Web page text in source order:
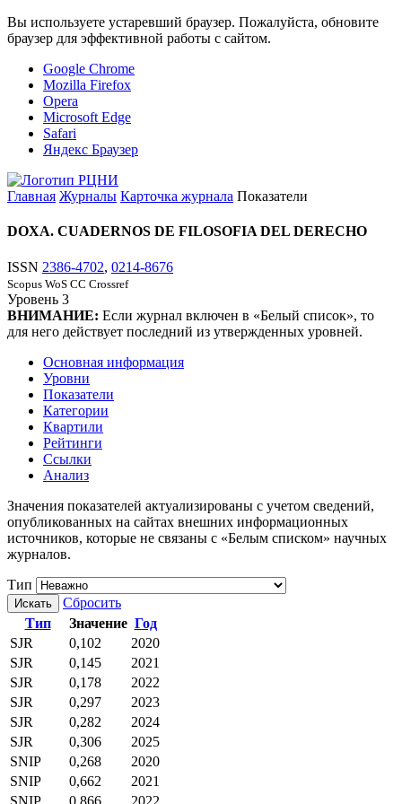
Вы используете устаревший браузер. Пожалуйста, обновите
браузер для эффективной работы с сайтом.
Google Chrome
Mozilla Firefox
Opera
Microsoft Edge
Safari
Яндекс Браузер
Главная Журналы Карточка журнала Показатели
DOXA. CUADERNOS DE FILOSOFIA DEL DERECHO
ISSN 2386-4702, 0214-8676
Scopus WoS CC Crossref
Уровень 3
ВНИМАНИЕ: Если журнал включен в «Белый список», то
для него действует последний из утвержденных уровней.
Основная информация
Уровни
Показатели
Категории
Квартили
Рейтинги
Ссылки
Анализ
Значения показателей актуализированы с учетом сведений,
опубликованных на сайтах внешних информационных
источников, которые не связаны с «Белым списком» научных
журналов.
Тип
Искать
Сбросить
Тип
Значение Год
SJR
0,102
2020
SJR
0,145
2021
SJR
0,178
2022
SJR
0,297
2023
SJR
0,282
2024
SJR
0,306
2025
SNIP
0,268
2020
SNIP
0,662
2021
SNIP
0,866 2022